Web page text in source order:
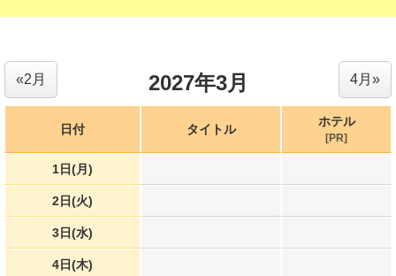
2027年3月 4月»
«2月
日付 タイトル
ホテル
[PR]
1日(月)
2日(火)
3日(水)
4日(木)